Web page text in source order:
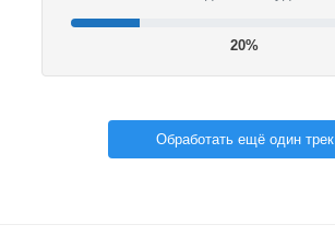
21%
Обработать ещё один трек